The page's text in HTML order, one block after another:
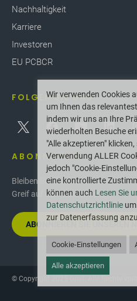
Nachhaltigkeit
Karriere
Investoren
EU PCBCR
FOLGEN SIE UNS
ABONNIEREN
Bleiben Sie über die neuesten
Greif auf dem Laufenden.
ABONNIEREN SIE UNSEREN
© Copyright 2025 Greif. Alle Rechte
Wir verwenden Cookies
um Ihnen das
indem wir uns an Ihre
wiederholten Besuche
"Alle akzeptieren"
Verwendung ALLER
jedoch "Cookie-
eine kontrollierte
können auch Lesen Sie
Datenschutzrichtlinie
zur Datenerfassung
Cookie-Einstellungen
Alle akzeptieren